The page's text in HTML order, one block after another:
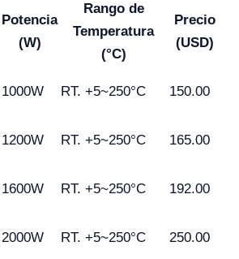
Potencia
(W)
Rango de
Temperatura
(°C)
Precio
(USD)
1000W RT. +5~250°C 150.00
1200W RT. +5~250°C 165.00
1600W RT. +5~250°C 192.00
2000W RT. +5~250°C 250.00